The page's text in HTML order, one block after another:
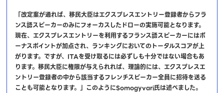
「改定案が通れば、移民大臣はエクスプレスエントリー登録者からフラ
ンス語スピーカーのみにフォーカスしたドローの実施可能となります。
現在、エクスプレスエントリーを利用するフランス語スピーカーにはボ
ーナスポイントが加点され、ランキングにおいてのトータルスコアが上
がります。ですが、ITAを受け取るには必ずしも十分ではない場合もあ
ります。移民大臣に権限が与えられれば、理論的には、エクスプレスエ
ントリー登録者の中から該当するフレンチスピーカー全員に招待を送る
ことも可能となります。」このようにSomogyvari氏は述べました。